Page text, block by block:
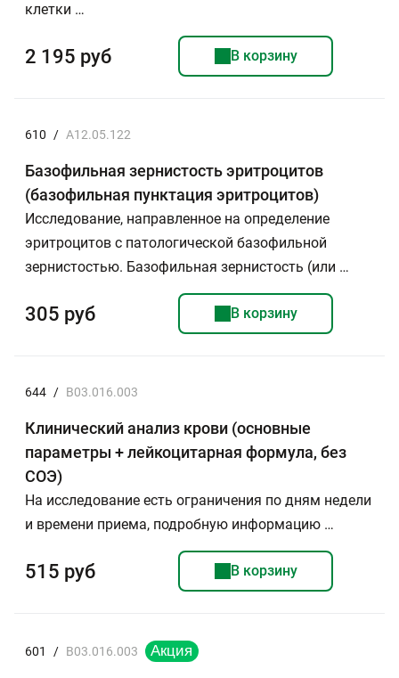
клетки …
2 195 руб В корзину
610 / A12.05.122
Базофильная зернистость эритроцитов
(базофильная пунктация эритроцитов)
Исследование, направленное на определение
эритроцитов с патологической базофильной
зернистостью. Базофильная зернистость (или …
305 руб В корзину
644 / B03.016.003
Клинический анализ крови (основные
параметры + лейкоцитарная формула, без
СОЭ)
На исследование есть ограничения по дням недели
и времени приема, подробную информацию …
515 руб В корзину
601 / B03.016.003